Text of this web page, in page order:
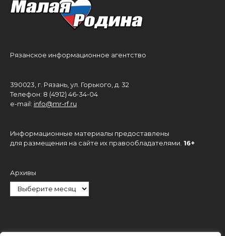
Рязанское информационное агентство
390023, г. Рязань, ул. Горького, д. 32
Телефон: 8 (4912) 46-34-04
e-mail: info@mr-rf.ru
Информационные материалы предоставлены
для размещения на сайте их правообладателями. 16+
Архивы